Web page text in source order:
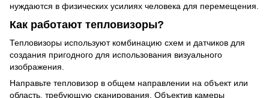
нуждаются в физических усилиях человека для перемещения.
Как работают тепловизоры?
Тепловизоры используют комбинацию схем и датчиков для
создания пригодного для использования визуального
изображения.
Направьте тепловизор в общем направлении на объект или
область, требующую сканирования. Объектив камеры